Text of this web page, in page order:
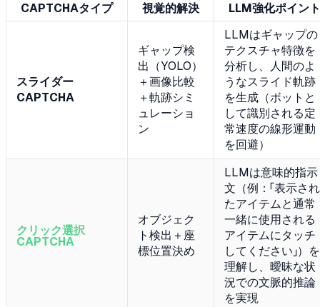
CAPTCHAタイプ 視覚的解決 LLM強化ポイント
スライダー
CAPTCHA
ギャップ検
出（YOLO）
＋画像比較
＋軌跡シミ
ュレーショ
ン
LLMはギャップの
テクスチャ特徴を
分析し、人間のよ
うなスライド軌跡
を生成（ボットと
して識別される定
常速度の線形運動
を回避）
クリック選択
CAPTCHA
オブジェク
ト検出＋座
標位置決め
LLMは意味的指示
文（例：「表示され
たアイテムと通常
一緒に使用される
アイテムにタッチ
してください」）を
理解し、曖昧な状
況での文脈的推論
を実現